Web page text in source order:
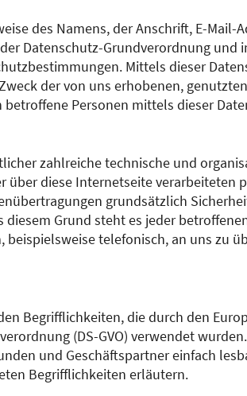
des Namens, der Anschrift, E-Mail-
Datenschutz-Grundverordnung und
Mittels dieser
der von uns erhobenen,
Personen mittels dieser
zahlreiche technische und
diese Internetseite verarbeiteten
grundsätzlich
Grund steht es jeder
beispielsweise telefonisch, an uns zu
Begrifflichkeiten, die durch den
(DS-GVO) verwendet
und Geschäftspartner einfach
Begrifflichkeiten erläutern.